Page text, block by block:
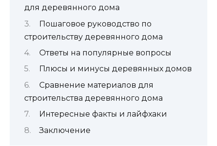
для деревянного дома
Пошаговое руководство по
строительству деревянного дома
Ответы на популярные вопросы
Плюсы и минусы деревянных домов
Сравнение материалов для
строительства деревянного дома
Интересные факты и лайфхаки
Заключение